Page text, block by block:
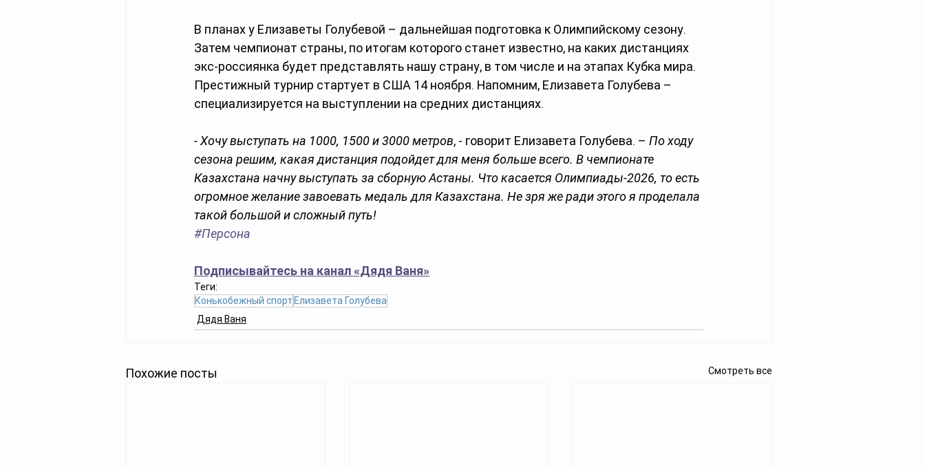
В планах у Елизаветы Голубевой – дальнейшая подготовка к Олимпийскому сезону.
Затем чемпионат страны, по итогам которого станет известно, на каких дистанциях
экс-россиянка будет представлять нашу страну, в том числе и на этапах Кубка мира.
Престижный турнир стартует в США 14 ноября. Напомним, Елизавета Голубева –
специализируется на выступлении на средних дистанциях.
- Хочу выступать на 1000, 1500 и 3000 метров, - говорит Елизавета Голубева. – По ходу
сезона решим, какая дистанция подойдет для меня больше всего. В чемпионате
Казахстана начну выступать за сборную Астаны. Что касается Олимпиады-2026, то есть
огромное желание завоевать медаль для Казахстана. Не зря же ради этого я проделала
такой большой и сложный путь!
#Персона
Подписывайтесь на канал «Дядя Ваня»
Теги:
Конькобежный спорт Елизавета Голубева
Дядя Ваня
Похожие посты Смотреть все